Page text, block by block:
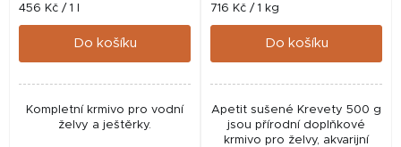
Měrná
cena:
456 Kč / 1 l
Do košíku
Kompletní krmivo pro vodní
želvy a ještěrky.
Měrná
cena:
716 Kč / 1 kg
Do košíku
Apetit sušené Krevety 500 g
jsou přírodní doplňkové
krmivo pro želvy, akvarijní